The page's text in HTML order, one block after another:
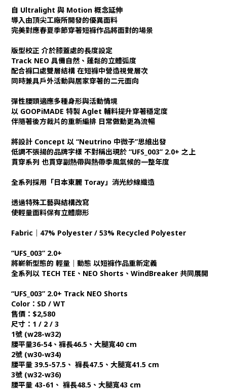
自 Ultralight 與 Motion 概念延伸
導入由頂尖工廠所開發的優異面料
完美對應春夏季節穿著短褲作品將面對的場景
版型校正 介於膝蓋處的長度設定
Track NEO 具備自然、蓬鬆的立體弧度
配合褲口處雙層結構 在短褲中營造視覺層次
同時兼具戶外活動與居家穿著的二元面向
彈性腰頭適應多種身形與活動情境
以 GOOPiMADE 特製 Aglet 輔料提升穿著穩定度
伴隨著後方裁片的重新編排 日常做動更為流暢
將設計 Concept 以 “Neutrino 中微子”思維出發
低調不張揚的品牌字樣 不對稱出現於 “UFS_003” 2.0+ 之上
貫穿系列 也貫穿副熱帶與熱帶季風氣候的一整年度
全系列採用「日本東麗 Toray」消光紗線織造
透過特殊工藝與結構改寫
使輕量面料保有立體廓形
Fabric｜47% Polyester / 53% Recycled Polyester
“UFS_003” 2.0+
將嶄新型態的 輕量｜動態 以短褲作品重新定義
全系列以 TECH TEE、NEO Shorts、WindBreaker 共同展開
“UFS_003” 2.0+ Track NEO Shorts
Color：SD / WT
售價：$2,580
尺寸：1 / 2 / 3
1號 (w28-w32)
腰平量36-54、褲長46.5、大腿寬40 cm
2號 (w30-w34)
腰平量 39.5-57.5、 褲長47.5、大腿寬41.5 cm
3號 (w32-w36)
腰平量 43-61、 褲長48.5、大腿寬43 cm